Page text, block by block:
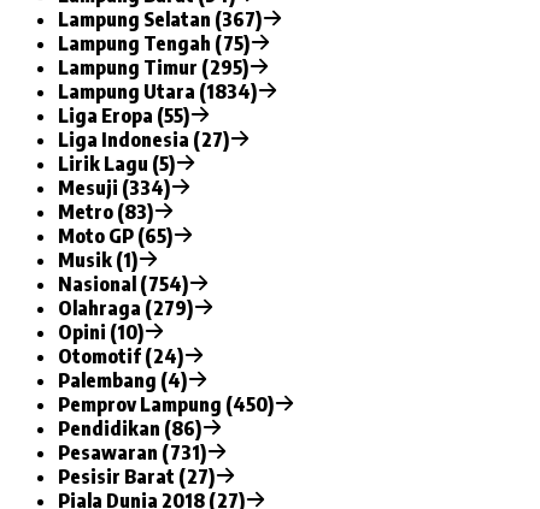
Lampung Selatan (367)
Lampung Tengah (75)
Lampung Timur (295)
Lampung Utara (1834)
Liga Eropa (55)
Liga Indonesia (27)
Lirik Lagu (5)
Mesuji (334)
Metro (83)
Moto GP (65)
Musik (1)
Nasional (754)
Olahraga (279)
Opini (10)
Otomotif (24)
Palembang (4)
Pemprov Lampung (450)
Pendidikan (86)
Pesawaran (731)
Pesisir Barat (27)
Piala Dunia 2018 (27)